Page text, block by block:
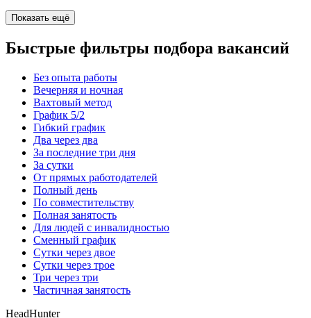
Показать ещё
Быстрые фильтры подбора вакансий
Без опыта работы
Вечерняя и ночная
Вахтовый метод
График 5/2
Гибкий график
Два через два
За последние три дня
За сутки
От прямых работодателей
Полный день
По совместительству
Полная занятость
Для людей с инвалидностью
Сменный график
Сутки через двое
Сутки через трое
Три через три
Частичная занятость
HeadHunter